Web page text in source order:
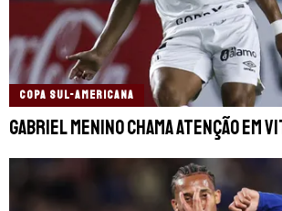
COPA SUL-AMERICANA
Gabriel Menino chama atenção em